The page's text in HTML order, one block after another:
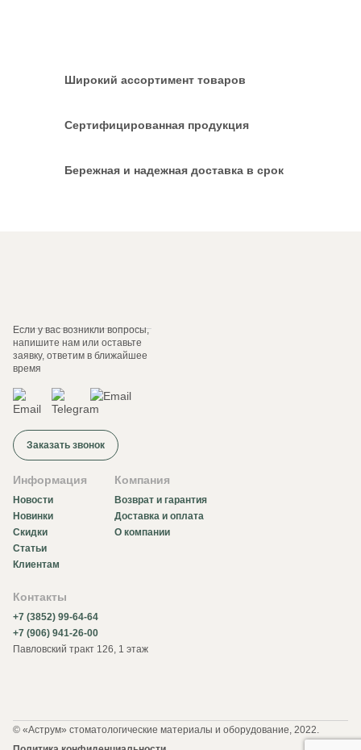
Широкий ассортимент товаров
Сертифицированная продукция
Бережная и надежная доставка в срок
Если у вас возникли вопросы,
напишите нам или оставьте
заявку, ответим в ближайшее
время
Заказать звонок
Информация
Новости
Новинки
Скидки
Статьи
Клиентам
Компания
Возврат и гарантия
Доставка и оплата
О компании
Контакты
+7 (3852) 99-64-64
+7 (906) 941-26-00
Павловский тракт 126, 1 этаж
© «Аструм» стоматологические материалы и оборудование, 2022.